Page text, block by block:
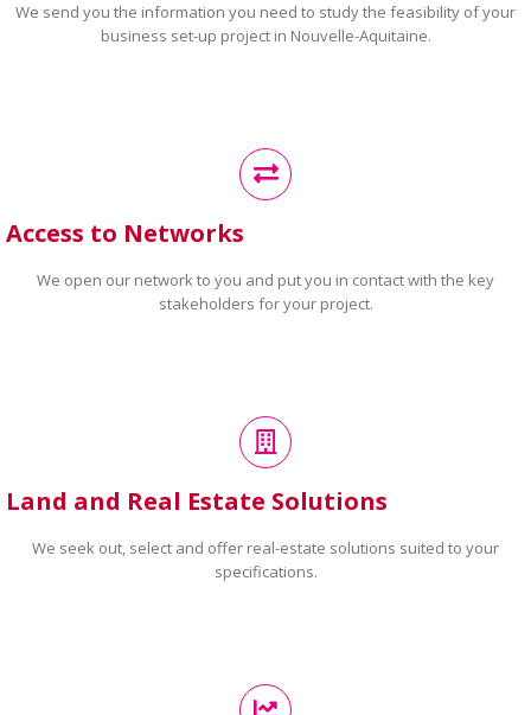
We send you the information you need to study the feasibility of your
business set-up project in Nouvelle-Aquitaine.
Access to Networks
We open our network to you and put you in contact with the key
stakeholders for your project.
Land and Real Estate Solutions
We seek out, select and offer real-estate solutions suited to your
specifications.